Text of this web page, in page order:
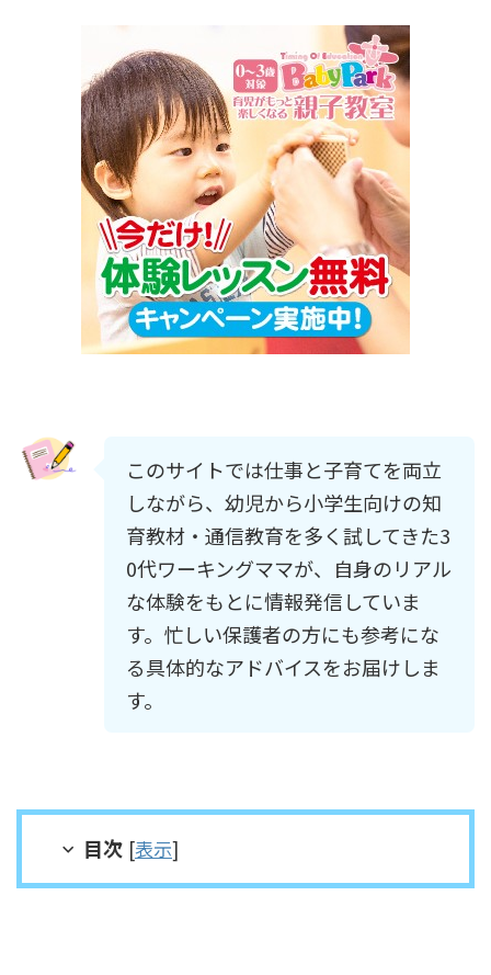
このサイトでは仕事と子育てを両立
しながら、幼児から小学生向けの知
育教材・通信教育を多く試してきた3
0代ワーキングママが、自身のリアル
な体験をもとに情報発信していま
す。忙しい保護者の方にも参考にな
る具体的なアドバイスをお届けしま
す。
目次 [表示]